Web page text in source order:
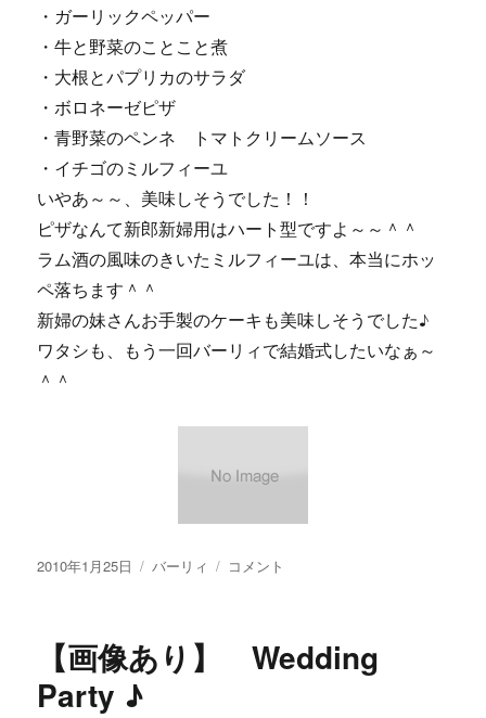
・ガーリックペッパー
・牛と野菜のことこと煮
・大根とパプリカのサラダ
・ボロネーゼピザ
・青野菜のペンネ トマトクリームソース
・イチゴのミルフィーユ
いやあ～～、美味しそうでした！！
ピザなんて新郎新婦用はハート型ですよ～～＾＾
ラム酒の風味のきいたミルフィーユは、本当にホッ
ペ落ちます＾＾
新婦の妹さんお手製のケーキも美味しそうでした♪
ワタシも、もう一回バーリィで結婚式したいなぁ～
＾＾
投
2010年1月25日
カ
ー
バーリィ
【画
コメント
【画像あり】 Wedding
Party ♪